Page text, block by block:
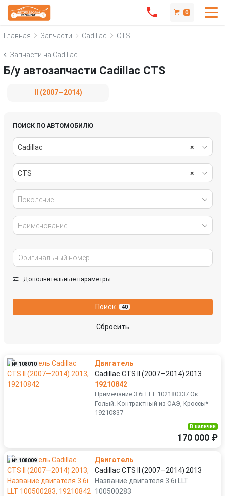
0
Главная Запчасти Cadillac CTS
Запчасти на Cadillac
Б/у автозапчасти Cadillac CTS
II (2007—2014)
ПОИСК ПО АВТОМОБИЛЮ
×
Cadillac
×
CTS
Поколение
Наименование
Дополнительные параметры
Поиск 40
Сбросить
№ 108010
Двигатель
Cadillac CTS II (2007—2014) 2013
19210842
Примечание:3.6i LLT 102180337 Ок.
Голый. Контрактный из ОАЭ, Кроссы*
19210837
В наличии
170 000 ₽
№ 108009
Двигатель
Cadillac CTS II (2007—2014) 2013
Название двигателя 3.6i LLT
100500283